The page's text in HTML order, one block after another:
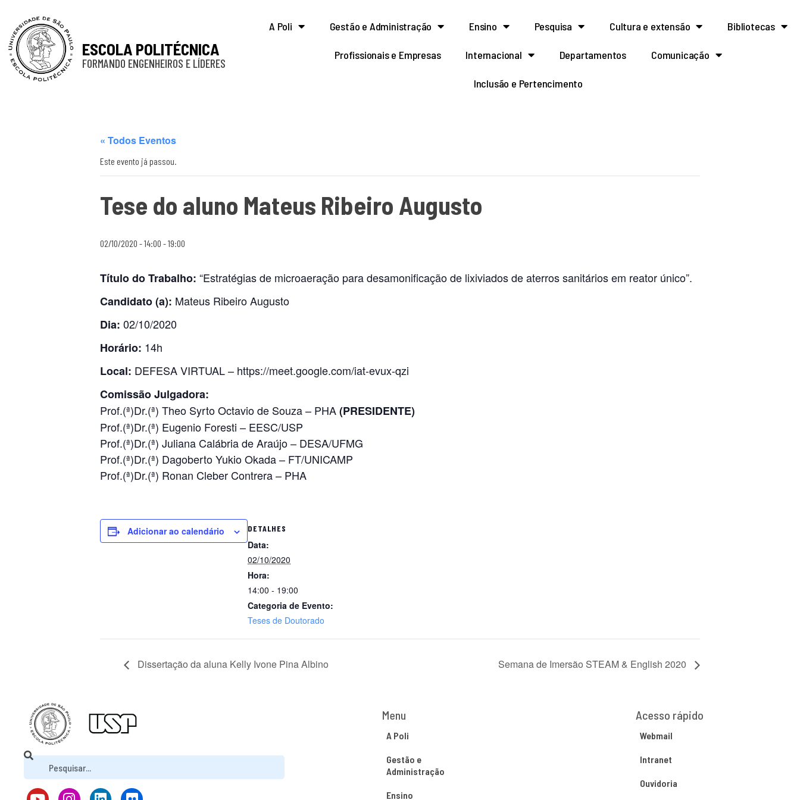
ESCOLA POLITÉCNICA
FORMANDO ENGENHEIROS E LÍDERES
A Poli Gestão e Administração Ensino Pesquisa Cultura e extensão Bibliotecas
Profissionais e Empresas Internacional Departamentos Comunicação
Inclusão e Pertencimento
« Todos Eventos
Este evento já passou.
Tese do aluno Mateus Ribeiro Augusto
02/10/2020 - 14:00 -19:00
Título do Trabalho: “Estratégias de microaeração para desamonificação de lixiviados de aterros sanitários em reator único”.
Candidato (a): Mateus Ribeiro Augusto
Dia: 02/10/2020
Horário: 14h
Local: DEFESA VIRTUAL – https://meet.google.com/iat-evux-qzi
Comissão Julgadora:
Prof.(ª)Dr.(ª) Theo Syrto Octavio de Souza – PHA(PRESIDENTE)
Prof.(ª)Dr.(ª) Eugenio Foresti – EESC/USP
Prof.(ª)Dr.(ª) Juliana Calábria de Araújo – DESA/UFMG
Prof.(ª)Dr.(ª) Dagoberto Yukio Okada – FT/UNICAMP
Prof.(ª)Dr.(ª) Ronan Cleber Contrera – PHA
Adicionar ao calendário DETALHES
Data:
02/10/2020
Hora:
14:00 - 19:00
Categoria de Evento:
Teses de Doutorado
Dissertação da aluna Kelly Ivone Pina Albino Semana de Imersão STEAM & English 2020
Menu
A Poli
Gestão e
Administração
Ensino
Acesso rápido
Webmail
Intranet
Ouvidoria